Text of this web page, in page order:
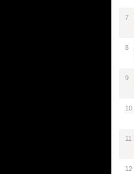
7
8
9
10
11
12